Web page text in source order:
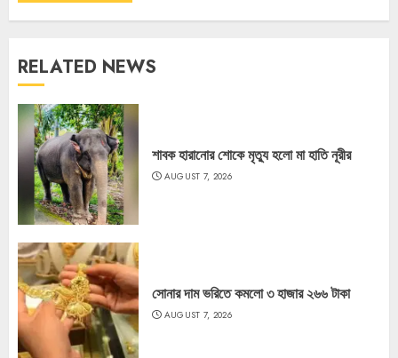
RELATED NEWS
শাবক হারানোর শোকে মৃত্যু হলো মা হাতি নূরীর
AUGUST 7, 2026
সোনার দাম ভরিতে কমলো ৩ হাজার ২৬৬ টাকা
AUGUST 7, 2026